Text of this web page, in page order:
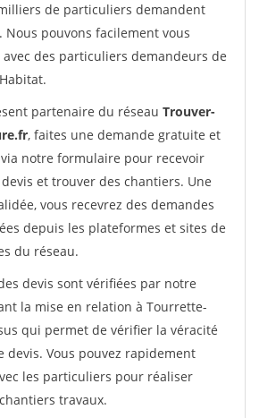
de particuliers demandent
Nous pouvons facilement vous
des particuliers demandeurs de
partenaire du réseau Trouver-
, faites une demande gratuite et
notre formulaire pour recevoir
et trouver des chantiers. Une
vous recevrez des demandes
depuis les plateformes et sites de
du réseau.
devis sont vérifiées par notre
la mise en relation à Tourrette-
qui permet de vérifier la véracité
devis. Vous pouvez rapidement
les particuliers pour réaliser
travaux.